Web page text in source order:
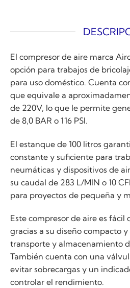
El compresor de aire marca
opción para trabajos de
para uso doméstico. Cuenta
que equivale a
de 220V, lo que le permite
de 8,0 BAR o 116 PSI.
El estanque de 100 litros
constante y suficiente para
neumáticas y dispositivos de
su caudal de 283 L/MIN o 10
para proyectos de pequeña y
Este compresor de aire es fácil
gracias a su diseño compacto
transporte y almacenamiento
También cuenta con una
evitar sobrecargas y un
controlar el rendimiento.